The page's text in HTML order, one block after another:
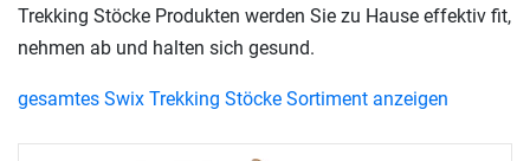
Trekking Stöcke Produkten werden Sie zu Hause effektiv fit,
nehmen ab und halten sich gesund.
gesamtes Swix Trekking Stöcke Sortiment anzeigen